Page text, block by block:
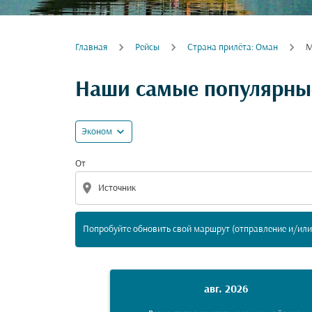
Главная Рейсы Cтрана прилёта: Оман
Наши самые
Эконом expand_more
От
location_on
Попробуйте обновить свой маршрут (отправление и/
Попробуйте обновить свой маршрут
авг. 2026